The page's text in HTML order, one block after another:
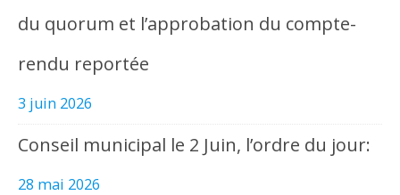
du quorum et l’approbation du compte-
rendu reportée
3 juin 2026
Conseil municipal le 2 Juin, l’ordre du jour:
28 mai 2026